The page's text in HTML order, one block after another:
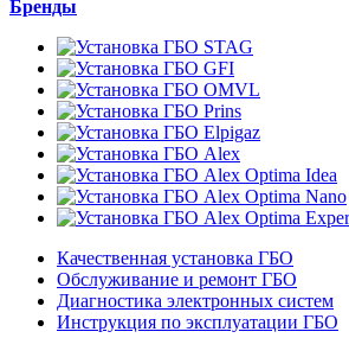
Бренды
Качественная установка ГБО
Обслуживание и ремонт ГБО
Диагностика электронных систем
Инструкция по эксплуатации ГБО